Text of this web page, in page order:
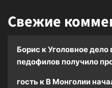
Свежие
Борис кУголовное дело
педофилов получило
гость к В Монголии